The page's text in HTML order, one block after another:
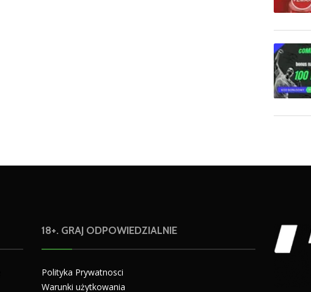
18+. GRAJ ODPOWIEDZIALNIE
Polityka Prywatnosci
Warunki użytkowania